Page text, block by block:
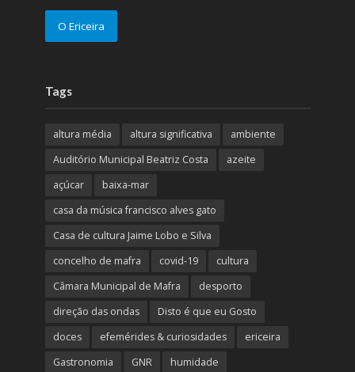
O Ericeira
Tags
altura média altura significativa
ambiente
Auditório Municipal Beatriz Costa
azeite
açúcar
baixa-mar
casa da música francisco alves gato
Casa de cultura Jaime Lobo e Silva
concelho de mafra
covid-19
cultura
Câmara Municipal de Mafra
desporto
direção das ondas
Disto é que eu Gosto
doces
efemérides & curiosidades
ericeira
Gastronomia
GNR
humidade